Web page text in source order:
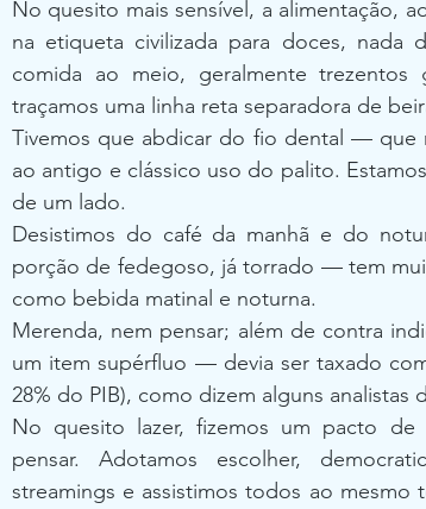
No quesito mais sensível, a alimentação,
na etiqueta civilizada para doces, nada
comida ao meio, geralmente
traçamos uma linha reta separadora de
Tivemos que abdicar do fio dental —
ao antigo e clássico uso do palito.
de um lado.
Desistimos do café da manhã e do
porção de fedegoso, já torrado — tem
como bebida matinal e noturna.
Merenda, nem pensar; além de contra
um item supérfluo — devia ser taxado
28% do PIB), como dizem alguns analistas
No quesito lazer, fizemos um pacto de
pensar. Adotamos escolher,
streamings e assistimos todos ao